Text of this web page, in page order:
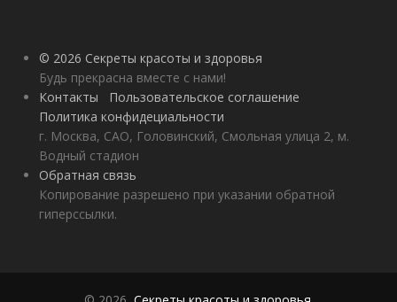
© 2026 Секреты красоты и здоровья
Будь прекрасна вместе с нами!
Контакты
Пользовательское соглашение
Политика конфидециальности
г. Москва, САО, Головинский, Смольная улица 2, м.
Водный стадион
Обратная связь
Копирование разрешено при указании обратной
гиперссылки.